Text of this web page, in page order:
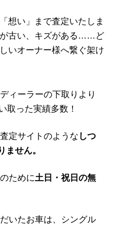
想い」まで査定いたしま
古い、キズがある……ど
いオーナー様へ繋ぐ架け
ィーラーの下取りより
取った実績多数！
定サイトのような しつ
ません。
ために土日・祝日の無
いたお車は、シングル